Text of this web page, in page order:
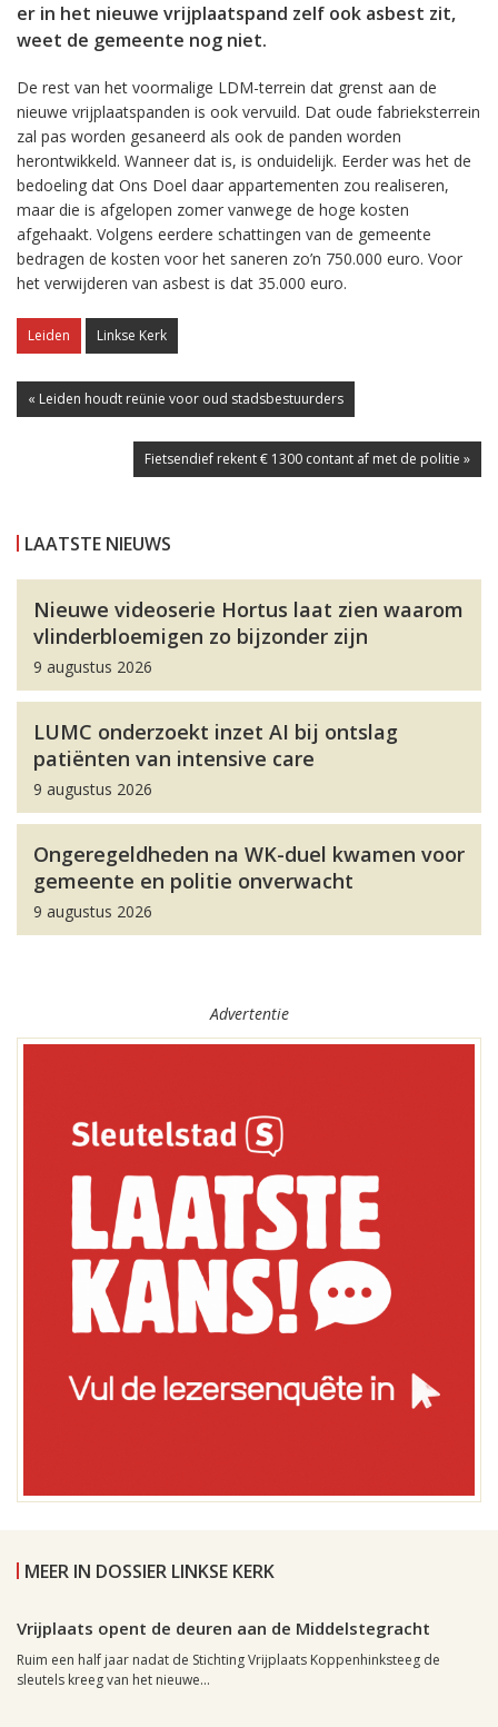
er in het nieuwe vrijplaatspand zelf ook asbest zit,
weet de gemeente nog niet.
De rest van het voormalige LDM-terrein dat grenst aan de
nieuwe vrijplaatspanden is ook vervuild. Dat oude fabrieksterrein
zal pas worden gesaneerd als ook de panden worden
herontwikkeld. Wanneer dat is, is onduidelijk. Eerder was het de
bedoeling dat Ons Doel daar appartementen zou realiseren,
maar die is afgelopen zomer vanwege de hoge kosten
afgehaakt. Volgens eerdere schattingen van de gemeente
bedragen de kosten voor het saneren zo’n 750.000 euro. Voor
het verwijderen van asbest is dat 35.000 euro.
Leiden Linkse Kerk
« Leiden houdt reünie voor oud stadsbestuurders
Fietsendief rekent € 1300 contant af met de politie »
LAATSTE NIEUWS
Nieuwe videoserie Hortus laat zien waarom
vlinderbloemigen zo bijzonder zijn
9 augustus 2026
LUMC onderzoekt inzet AI bij ontslag
patiënten van intensive care
9 augustus 2026
Ongeregeldheden na WK-duel kwamen voor
gemeente en politie onverwacht
9 augustus 2026
Advertentie
MEER IN DOSSIER LINKSE KERK
Vrijplaats opent de deuren aan de Middelstegracht
Ruim een half jaar nadat de Stichting Vrijplaats Koppenhinksteeg de
sleutels kreeg van het nieuwe...